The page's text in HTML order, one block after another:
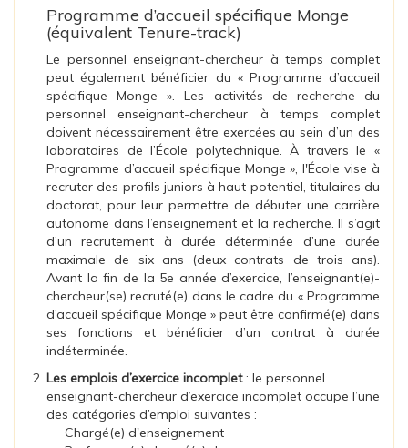
Programme d’accueil spécifique Monge
(équivalent Tenure-track)
Le personnel enseignant-chercheur à temps complet
peut également bénéficier du « Programme d’accueil
spécifique Monge ». Les activités de recherche du
personnel enseignant-chercheur à temps complet
doivent nécessairement être exercées au sein d’un des
laboratoires de l’École polytechnique. À travers le «
Programme d’accueil spécifique Monge », l'École vise à
recruter des profils juniors à haut potentiel, titulaires du
doctorat, pour leur permettre de débuter une carrière
autonome dans l’enseignement et la recherche. Il s’agit
d’un recrutement à durée déterminée d’une durée
maximale de six ans (deux contrats de trois ans).
Avant la fin de la 5e année d’exercice, l’enseignant(e)-
chercheur(se) recruté(e) dans le cadre du « Programme
d’accueil spécifique Monge » peut être confirmé(e) dans
ses fonctions et bénéficier d’un contrat à durée
indéterminée.
Les emplois d’exercice incomplet: le personnel
enseignant-chercheur d’exercice incomplet occupe l’une
des catégories d’emploi suivantes :
Chargé(e) d'enseignement